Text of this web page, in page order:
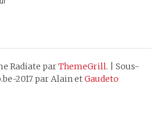
Radiate parThemeGrill. |Sous-
2017 par Alain etGaudeto